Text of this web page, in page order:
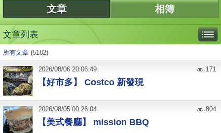
文章 相簿
文章列表
所有文章 (5182)
【好市多】 Costco 新發現
2026/08/06 20:06:49 171
【美式餐廳】 mission BBQ
2026/08/05 00:26:04 804